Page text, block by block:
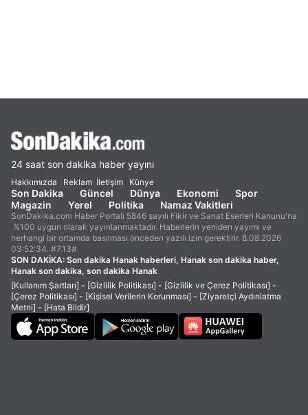
24 saat son dakika haber yayını
Hakkımızda Reklam İletişim Künye
Son Dakika Güncel Dünya Ekonomi
Spor
Magazin
Yerel Politika Namaz Vakitleri
SonDakika.com Haber Portalı 5846 sayılı Fikir ve Sanat Eserleri Kanunu'na
%100 uygun olarak yayınlanmaktadır. Haberlerin yeniden yayımı ve
herhangi bir ortamda basılması önceden yazılı izin gerektirir. 8.08.2026
03:52:34. #7.13#
SON DAKİKA: Son dakika Hanak haberleri, Hanak son dakika haber,
Hanak son dakika, son dakika Hanak
[Kullanım Şartları] - [Gizlilik Politikası] - [Gizlilik ve Çerez Politikası] -
[Çerez Politikası] - [Kişisel Verilerin Korunması] - [Ziyaretçi Aydınlatma
Metni] - [Hata Bildir]